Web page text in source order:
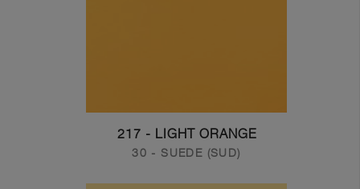
217 - LIGHT ORANGE
30 - SUEDE (SUD)